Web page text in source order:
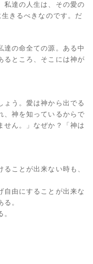
私達の人生は、その愛の
きるべきなのです。だ
達の命全ての源。ある中
るところ、そこには神が
ょう。愛は神から出でる
、神を知っているからで
せん。」なぜか？「神は
ことが出来ない時も、
自由にすることが出来な
。